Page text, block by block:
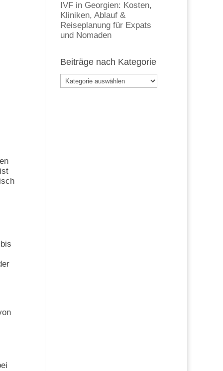
IVF in Georgien: Kosten,
Kliniken, Ablauf &
Reiseplanung für Expats
und Nomaden
Beiträge nach Kategorie
Beiträge
nach